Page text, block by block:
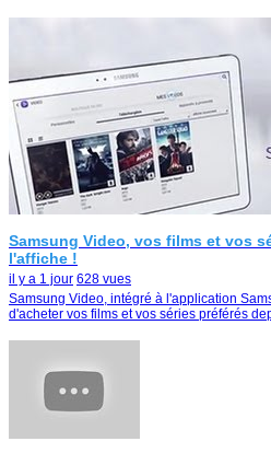
Samsung Video, vos films et vos
l'affiche !
il y a 1 jour 628 vues
Samsung Video, intégré à l'application
d'acheter vos films et vos séries préférés